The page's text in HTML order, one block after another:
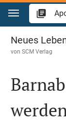
Zum Inhalt
Neues
vonSCM Verlag